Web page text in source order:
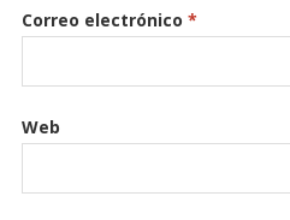
Correo electrónico *
Web